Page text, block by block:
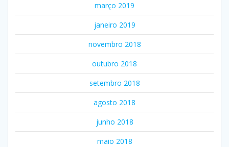
março 2019
janeiro 2019
novembro 2018
outubro 2018
setembro 2018
agosto 2018
junho 2018
maio 2018